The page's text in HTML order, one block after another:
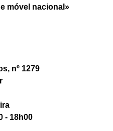
móvel nacional»
nº 1279
- 18h00